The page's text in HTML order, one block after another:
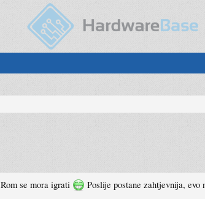
se mora igrati Poslije postane zahtjevnija,